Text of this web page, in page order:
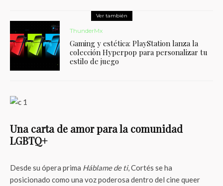
Ver también
ThunderMx
Gaming y estética: PlayStation lanza la
colección Hyperpop para personalizar tu
estilo de juego
Una carta de amor para la comunidad
LGBTQ+
Desde su ópera prima Háblame de ti, Cortés se ha
posicionado como una voz poderosa dentro del cine queer